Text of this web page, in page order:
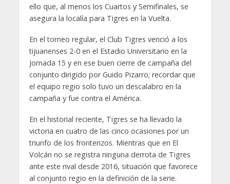
ello que, al menos los Cuartos y Semifinales, se
asegura la localía para Tigres en la Vuelta.
En el torneo regular, el Club Tigres venció a los
tijuanenses 2-0 en el Estadio Universitario en la
Jornada 15 y en ese buen cierre de campaña del
conjunto dirigido por Guido Pizarro; recordar que
el equipo regio solo tuvo un descalabro en la
campaña y fue contra el América.
En el historial reciente, Tigres se ha llevado la
victoria en cuatro de las cinco ocasiones por un
triunfo de los fronterizos. Mientras que en El
Volcán no se registra ninguna derrota de Tigres
ante este rival desde 2016, situación que favorece
al conjunto regio en la definición de la serie.